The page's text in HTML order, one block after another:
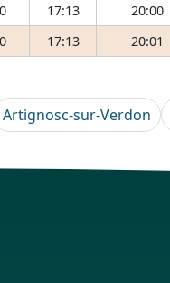
17:13 20:00
17:13 20:01
Artignosc-sur-Verdon